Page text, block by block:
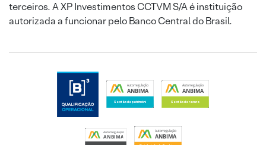
terceiros. A XP Investimentos CCTVM S/A é instituição
autorizada a funcionar pelo Banco Central do Brasil.